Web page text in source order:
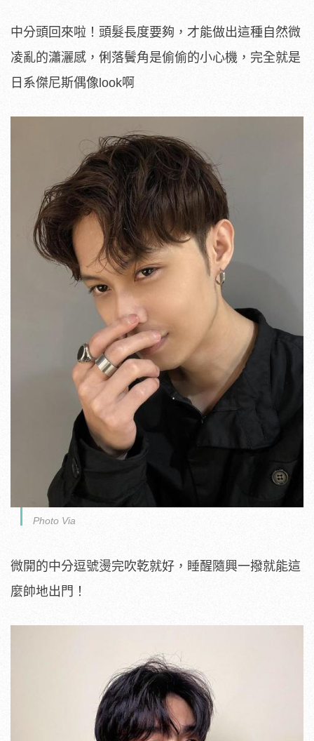
中分頭回來啦！頭髮長度要夠，才能做出這種自然微
凌亂的瀟灑感，俐落鬢角是偷偷的小心機，完全就是
日系傑尼斯偶像look啊
Photo Via
微開的中分逗號燙完吹乾就好，睡醒隨興一撥就能這
麼帥地出門！